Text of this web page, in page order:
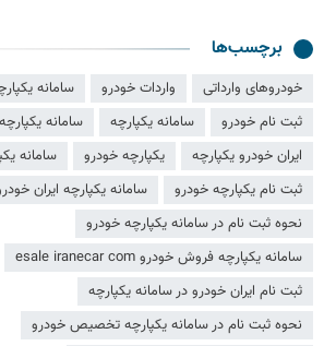
برچسب‌ها
خودروهای وارداتی واردات خودرو
سامانه
ثبت نام خودرو
سامانه یکپارچه
سامانه
ایران خودرو یکپارچه
یکپارچه خودرو
سامانه
ثبت نام یکپارچه خودرو
سامانه یکپارچه ایران
نحوه ثبت نام در سامانه یکپارچه خودرو
سامانه یکپارچه فروش خودرو esale iranecar com
ثبت نام ایران خودرو در سامانه یکپارچه
نحوه ثبت نام در سامانه یکپارچه تخصیص خودرو